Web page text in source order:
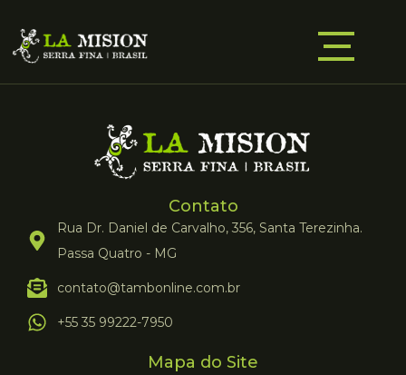
Contato
Rua Dr. Daniel de Carvalho, 356, Santa Terezinha.
Passa Quatro - MG
contato@tambonline.com.br
+55 35 99222-7950
Mapa do Site